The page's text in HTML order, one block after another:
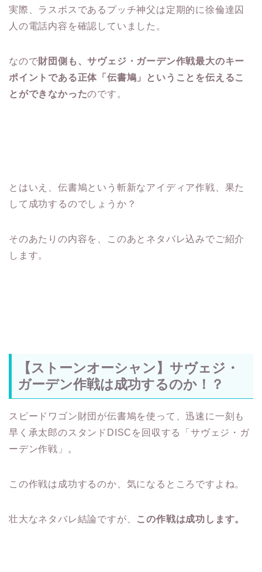
実際、ラスボスであるプッチ神父は定期的に徐倫達囚
人の電話内容を確認していました。
なので財団側も、サヴェジ・ガーデン作戦最大のキー
ポイントである正体「伝書鳩」ということを伝えるこ
とができなかったのです。
とはいえ、伝書鳩という斬新なアイディア作戦、果た
して成功するのでしょうか？
そのあたりの内容を、このあとネタバレ込みでご紹介
します。
【ストーンオーシャン】サヴェジ・
ガーデン作戦は成功するのか！？
スピードワゴン財団が伝書鳩を使って、迅速に一刻も
早く承太郎のスタンドDISCを回収する「サヴェジ・ガ
ーデン作戦」。
この作戦は成功するのか、気になるところですよね。
壮大なネタバレ結論ですが、 この作戦は成功します。